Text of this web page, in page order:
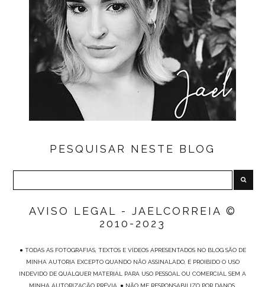
PESQUISAR NESTE BLOG
AVISO LEGAL - JAELCORREIA ©
2010-2023
● TODAS AS FOTOGRAFIAS, TEXTOS E VÍDEOS APRESENTADOS NO BLOG SÃO DE
MINHA AUTORIA EXCEPTO QUANDO NÃO ASSINALADO, É PROIBIDO O USO
INDEVIDO DE QUALQUER MATERIAL PARA USO PESSOAL OU COMERCIAL SEM A